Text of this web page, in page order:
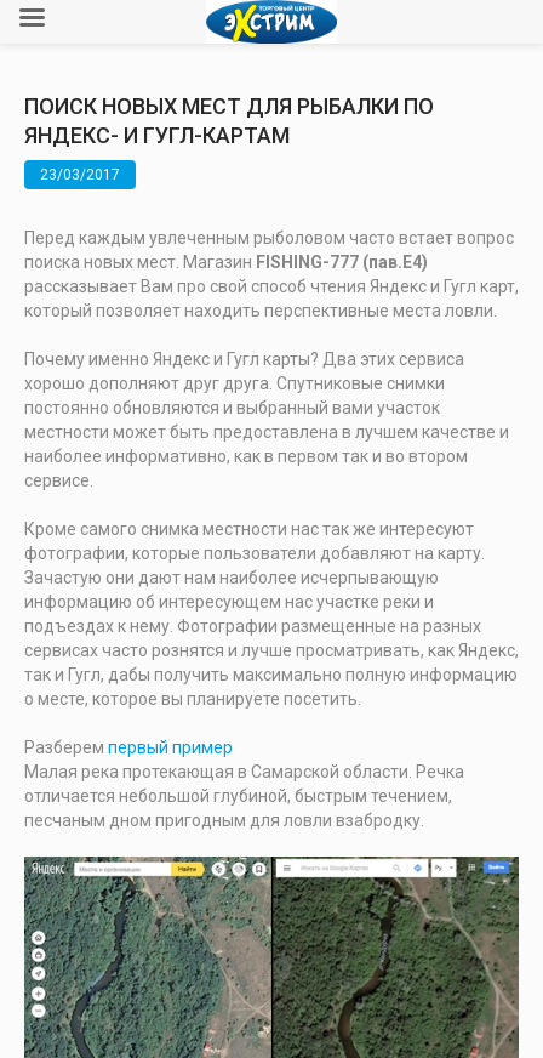
ПОИСК НОВЫХ МЕСТ ДЛЯ РЫБАЛКИ ПО
ЯНДЕКС- И ГУГЛ-КАРТАМ
23/03/2017
Перед каждым увлеченным рыболовом часто встает вопрос
поиска новых мест. Магазин FISHING-777 (пав.Е4)
рассказывает Вам про свой способ чтения Яндекс и Гугл карт,
который позволяет находить перспективные места ловли.
Почему именно Яндекс и Гугл карты? Два этих сервиса
хорошо дополняют друг друга. Спутниковые снимки
постоянно обновляются и выбранный вами участок
местности может быть предоставлена в лучшем качестве и
наиболее информативно, как в первом так и во втором
сервисе.
Кроме самого снимка местности нас так же интересуют
фотографии, которые пользователи добавляют на карту.
Зачастую они дают нам наиболее исчерпывающую
информацию об интересующем нас участке реки и
подъездах к нему. Фотографии размещенные на разных
сервисах часто рознятся и лучше просматривать, как Яндекс,
так и Гугл, дабы получить максимально полную информацию
о месте, которое вы планируете посетить.
Разберем первый пример
Малая река протекающая в Самарской области. Речка
отличается небольшой глубиной, быстрым течением,
песчаным дном пригодным для ловли взабродку.